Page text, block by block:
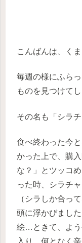
こんばんは、くま
毎週の様にふら
ものを見つけて
その名も「シラ
食べ終わった今
かった上で、購
な？」とツッコ
った時、シラチ
（シラしか合っ
頭に浮かびまし
絵…ときて、よう